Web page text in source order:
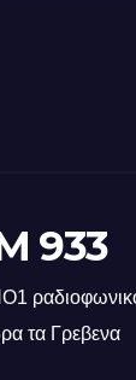
933
τα Γρεβενα